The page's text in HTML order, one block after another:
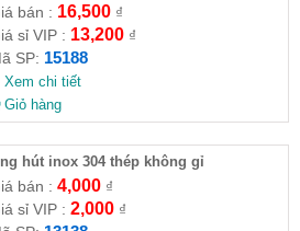
) bán : 16,500₫
sỉ VIP : 13,200₫
SP: 15188
Xem chi tiết
Giỏ hàng
hút inox 304 thép không gỉ
bán : 4,000₫
sỉ VIP : 2,000₫